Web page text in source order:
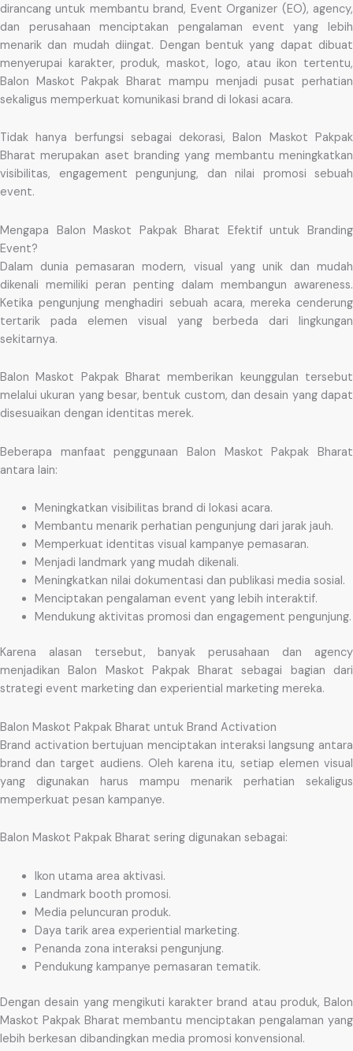
dirancang untuk membantu brand, Event Organizer (EO), agency,
dan perusahaan menciptakan pengalaman event yang lebih
menarik dan mudah diingat. Dengan bentuk yang dapat dibuat
menyerupai karakter, produk, maskot, logo, atau ikon tertentu,
Balon Maskot Pakpak Bharat mampu menjadi pusat perhatian
sekaligus memperkuat komunikasi brand di lokasi acara.
Tidak hanya berfungsi sebagai dekorasi, Balon Maskot Pakpak
Bharat merupakan aset branding yang membantu meningkatkan
visibilitas, engagement pengunjung, dan nilai promosi sebuah
event.
Mengapa Balon Maskot Pakpak Bharat Efektif untuk Branding
Event?
Dalam dunia pemasaran modern, visual yang unik dan mudah
dikenali memiliki peran penting dalam membangun awareness.
Ketika pengunjung menghadiri sebuah acara, mereka cenderung
tertarik pada elemen visual yang berbeda dari lingkungan
sekitarnya.
Balon Maskot Pakpak Bharat memberikan keunggulan tersebut
melalui ukuran yang besar, bentuk custom, dan desain yang dapat
disesuaikan dengan identitas merek.
Beberapa manfaat penggunaan Balon Maskot Pakpak Bharat
antara lain:
Meningkatkan visibilitas brand di lokasi acara.
Membantu menarik perhatian pengunjung dari jarak jauh.
Memperkuat identitas visual kampanye pemasaran.
Menjadi landmark yang mudah dikenali.
Meningkatkan nilai dokumentasi dan publikasi media sosial.
Menciptakan pengalaman event yang lebih interaktif.
Mendukung aktivitas promosi dan engagement pengunjung.
Karena alasan tersebut, banyak perusahaan dan agency
menjadikan Balon Maskot Pakpak Bharat sebagai bagian dari
strategi event marketing dan experiential marketing mereka.
Balon Maskot Pakpak Bharat untuk Brand Activation
Brand activation bertujuan menciptakan interaksi langsung antara
brand dan target audiens. Oleh karena itu, setiap elemen visual
yang digunakan harus mampu menarik perhatian sekaligus
memperkuat pesan kampanye.
Balon Maskot Pakpak Bharat sering digunakan sebagai:
Ikon utama area aktivasi.
Landmark booth promosi.
Media peluncuran produk.
Daya tarik area experiential marketing.
Penanda zona interaksi pengunjung.
Pendukung kampanye pemasaran tematik.
Dengan desain yang mengikuti karakter brand atau produk, Balon
Maskot Pakpak Bharat membantu menciptakan pengalaman yang
lebih berkesan dibandingkan media promosi konvensional.